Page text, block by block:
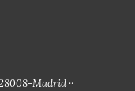
Madrid ··